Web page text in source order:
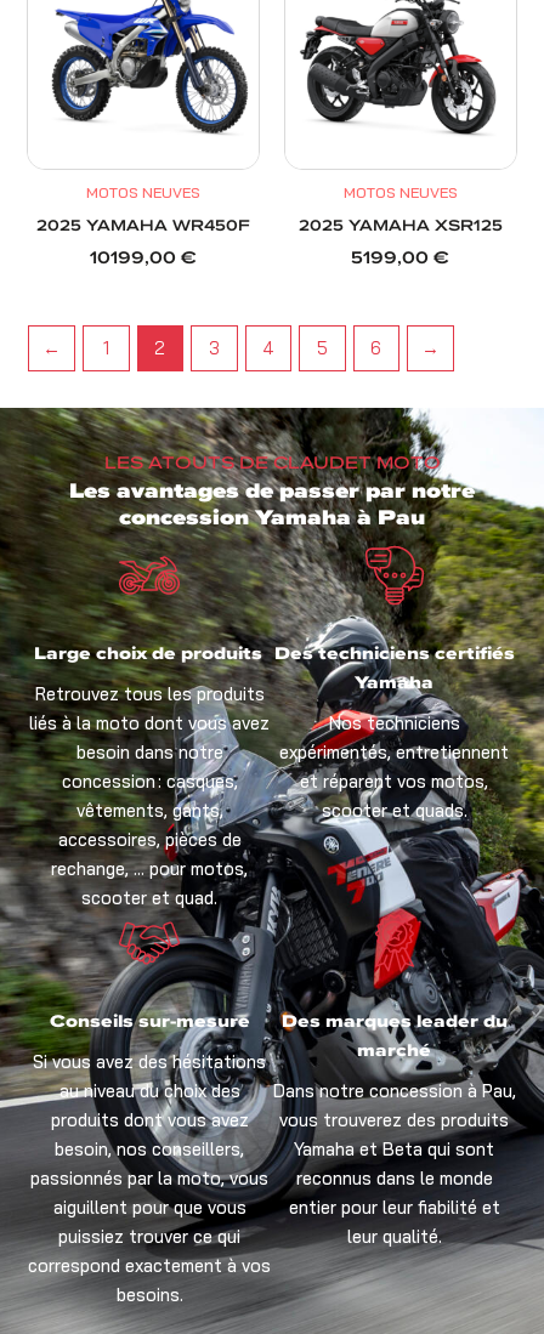
MOTOS NEUVES
2025 YAMAHA WR450F
10199,00€
MOTOS NEUVES
2025 YAMAHA XSR125
5199,00€
← 1 2 3 4 5 6 →
LES ATOUTS DE CLAUDET MOTO
Les avantages de passer par notre
concession Yamaha à Pau
Large choix de produits
Retrouvez tous les produits
liés à la moto dont vous avez
besoin dans notre
concession : casques,
vêtements, gants,
accessoires, pièces de
rechange, … pour motos,
scooter et quad.
Des techniciens certifiés
Yamaha
Nos techniciens
expérimentés, entretiennent
et réparent vos motos,
scooter et quads.
Conseils sur-mesure
Si vous avez des hésitations
au niveau du choix des
produits dont vous avez
besoin, nos conseillers,
passionnés par la moto, vous
aiguillent pour que vous
puissiez trouver ce qui
correspond exactement à vos
besoins.
Des marques leader du
marché
Dans notre concession à Pau,
vous trouverez des produits
Yamaha et Beta qui sont
reconnus dans le monde
entier pour leur fiabilité et
leur qualité.